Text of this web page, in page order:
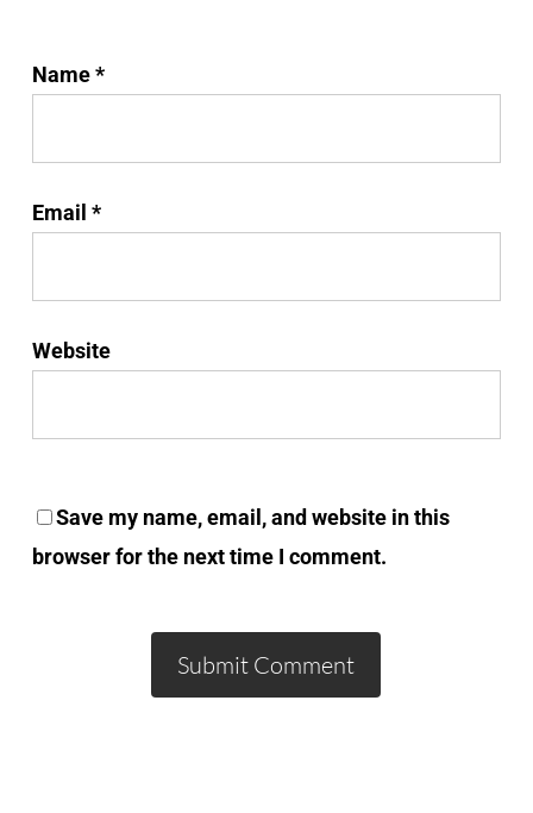
Name*
Email *
Website
Save my name, email, and website in this
browser for the next time I comment.